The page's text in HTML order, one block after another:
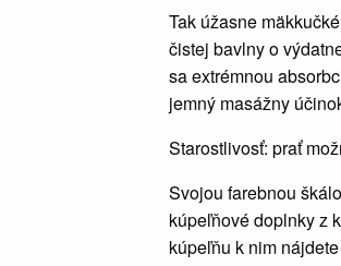
Tak úžasne
čistej bavlny o
sa extrémnou
jemný masážny
Starostlivosť: prať
Svojou farebnou
kúpeľňové doplnky z
kúpeľňu k nim